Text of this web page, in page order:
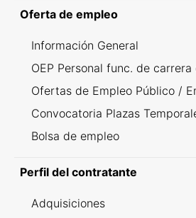
Oferta de empleo
Información General
OEP Personal func. de
Ofertas de Empleo Público /
Convocatoria Plazas
Bolsa de empleo
Perfil del contratante
Adquisiciones